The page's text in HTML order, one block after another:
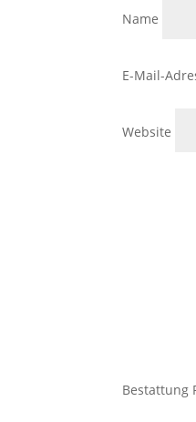
Name
E-Mail-
Website
Bestattung